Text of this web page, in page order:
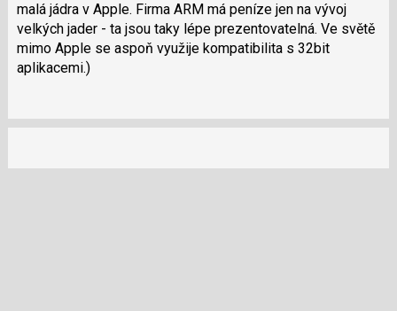
malá jádra v Apple. Firma ARM má peníze jen na vývoj
velkých jader - ta jsou taky lépe prezentovatelná. Ve světě
mimo Apple se aspoň využije kompatibilita s 32bit
aplikacemi.)